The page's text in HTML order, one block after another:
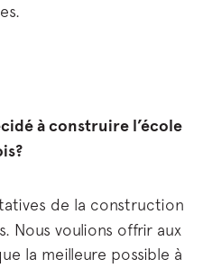
à construire l’école
de la construction
Nous voulions offrir aux
la meilleure possible à